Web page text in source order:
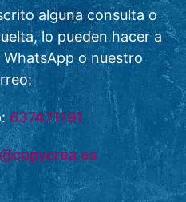
alguna consulta o
lo pueden hacer a
o nuestro
637471191